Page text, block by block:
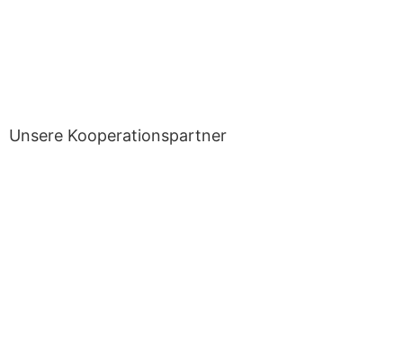
Unsere Kooperationspartner